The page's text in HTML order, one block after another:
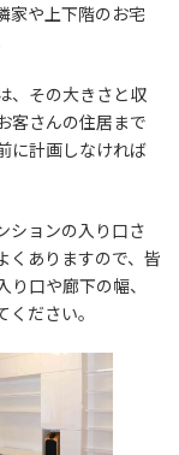
家や上下階のお宅
、その大きさと収
客さんの住居まで
に計画しなければ
ションの入り口さ
くありますので、皆
口や廊下の幅、
ださい。